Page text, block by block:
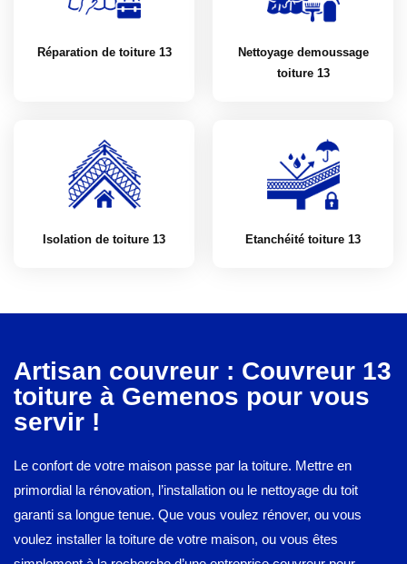
Réparation de toiture 13
Nettoyage demoussage
toiture 13
Isolation de toiture 13 Etanchéité toiture 13
Artisan couvreur : Couvreur 13
toiture à Gemenos pour vous
servir !
Le confort de votre maison passe par la toiture. Mettre en
primordial la rénovation, l’installation ou le nettoyage du toit
garanti sa longue tenue. Que vous voulez rénover, ou vous
voulez installer la toiture de votre maison, ou vous êtes